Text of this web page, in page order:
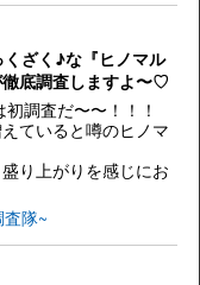
くざく♪な『ヒノマル
底調査しますよ〜♡
調査だ〜〜！！！
ていると噂のヒノマ
り上がりを感じにお
隊~